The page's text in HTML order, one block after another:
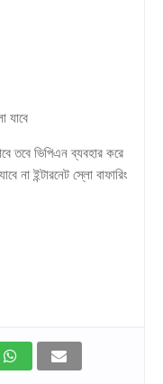
যাবে
তবে ভিপিএন ব্যবহার করে
না ইন্টারনেট স্লো বাফারিং